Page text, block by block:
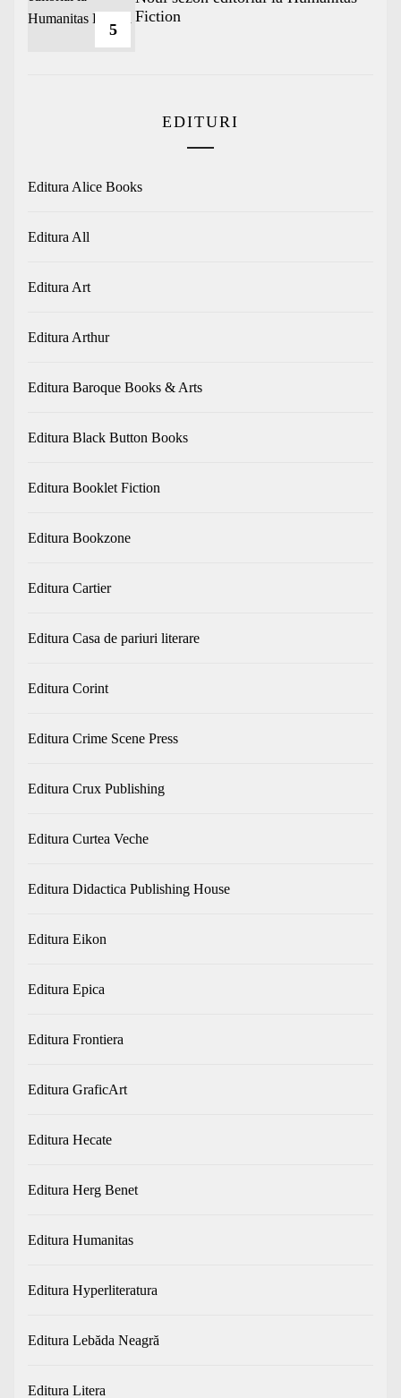
5
Fiction
EDITURI
Editura Alice Books
Editura All
Editura Art
Editura Arthur
Editura Baroque Books & Arts
Editura Black Button Books
Editura Booklet Fiction
Editura Bookzone
Editura Cartier
Editura Casa de pariuri literare
Editura Corint
Editura Crime Scene Press
Editura Crux Publishing
Editura Curtea Veche
Editura Didactica Publishing House
Editura Eikon
Editura Epica
Editura Frontiera
Editura GraficArt
Editura Hecate
Editura Herg Benet
Editura Humanitas
Editura Hyperliteratura
Editura Lebăda Neagră
Editura Litera